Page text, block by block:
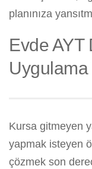
planınıza
Evde AYT
Uygulama
Kursa gitmeyen
yapmak isteyen
çözmek son